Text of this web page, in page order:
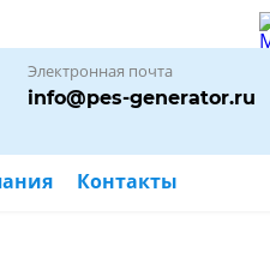
Электронная почта
info@pes-generator.ru
Контакты